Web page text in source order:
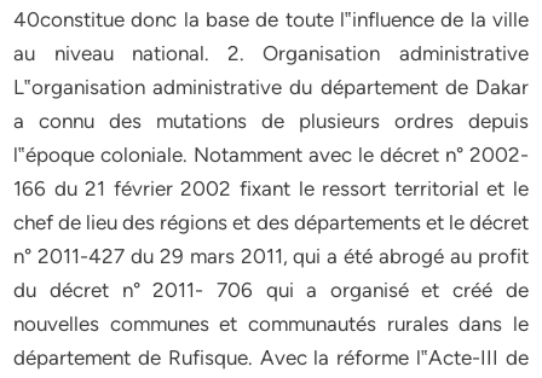
40constitue donc la base de toute l‟influence de la ville
au niveau national. 2. Organisation administrative
L‟organisation administrative du département de Dakar
a connu des mutations de plusieurs ordres depuis
l‟époque coloniale. Notamment avec le décret n° 2002-
166 du 21 février 2002 fixant le ressort territorial et le
chef de lieu des régions et des départements et le décret
n° 2011-427 du 29 mars 2011, qui a été abrogé au profit
du décret n° 2011- 706 qui a organisé et créé de
nouvelles communes et communautés rurales dans le
département de Rufisque. Avec la réforme l‟Acte-III de